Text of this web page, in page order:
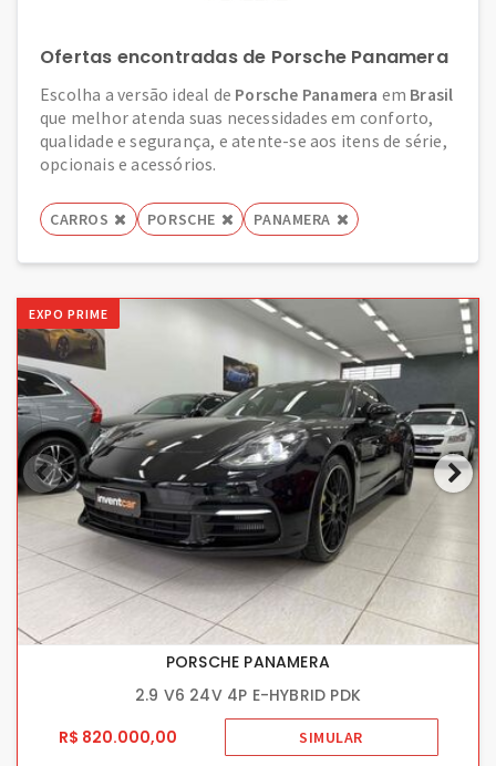
Ofertas encontradas de Porsche Panamera
Escolha a versão ideal de Porsche Panamera em Brasil
que melhor atenda suas necessidades em conforto,
qualidade e segurança, e atente-se aos itens de série,
opcionais e acessórios.
CARROS PORSCHE PANAMERA
EXPO PRIME
PORSCHE PANAMERA
2.9 V6 24V 4P E-HYBRID PDK
R$ 820.000,00
SIMULAR